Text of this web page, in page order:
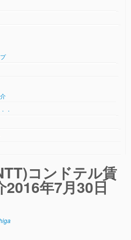
．
コンドテル賃
2016年7月30日